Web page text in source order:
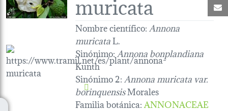
Nombre científico: Annona
muricataL.
Sinónimo: Annona bonplandiana
Kunth
Sinónimo 2: Annona muricata var.
borinquensisMorales
Familia botánica:ANNONACEAE